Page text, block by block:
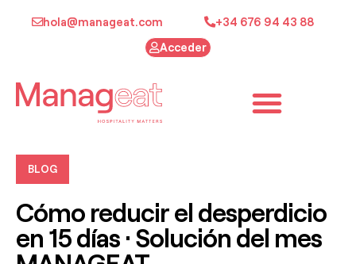
hola@manageat.com
+34 676 94 43 88
Acceder
BLOG
Cómo reducir el desperdicio
en 15 días · Solución del mes